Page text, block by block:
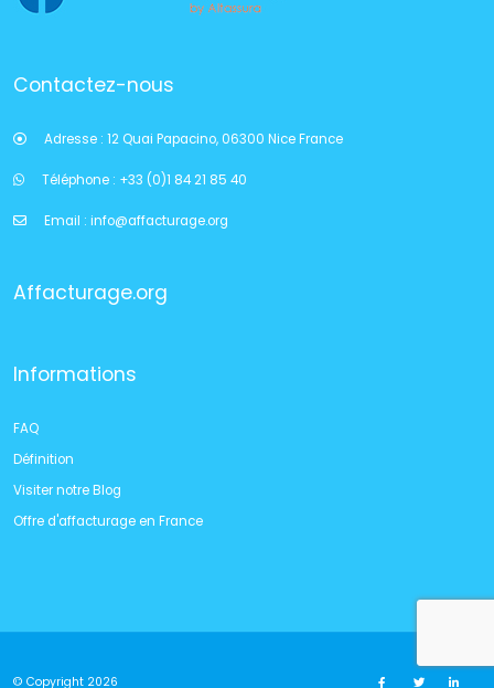
Contactez-nous
Adresse : 12 Quai Papacino, 06300 Nice France
Téléphone : +33 (0)1 84 21 85 40
Email : info@affacturage.org
Affacturage.org
Informations
FAQ
Définition
Visiter notre Blog
Offre d'affacturage en France
© Copyright 2026